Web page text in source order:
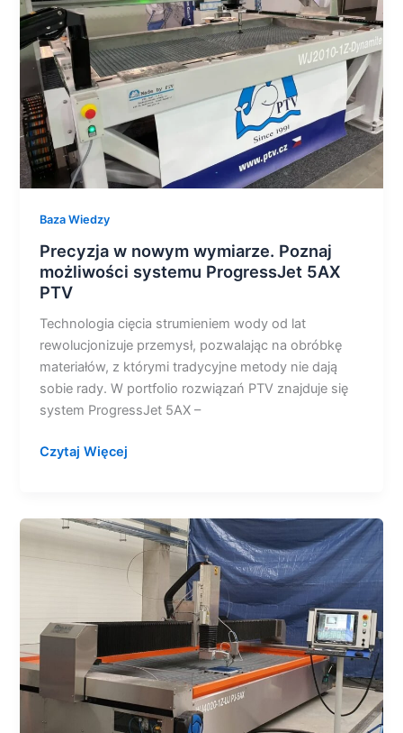
Baza Wiedzy
Precyzja w nowym wymiarze. Poznaj
możliwości systemu ProgressJet 5AX
PTV
Technologia cięcia strumieniem wody od lat
rewolucjonizuje przemysł, pozwalając na obróbkę
materiałów, z którymi tradycyjne metody nie dają
sobie rady. W portfolio rozwiązań PTV znajduje się
system ProgressJet 5AX –
Poznaj
możliwości
systemu
ProgressJet
5AX
PTV
Czytaj Więcej
Technologia,
przetwornica
częstotliwości
rewolucjonizuje
cięcie
waterjetami